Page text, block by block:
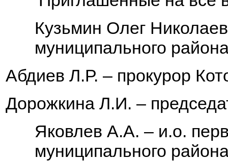
Кузьмин Олег
муниципального
Абдиев Л.Р. – прокурор
Дорожкина Л.И. –
Яковлев А.А. – и.о.
муниципального